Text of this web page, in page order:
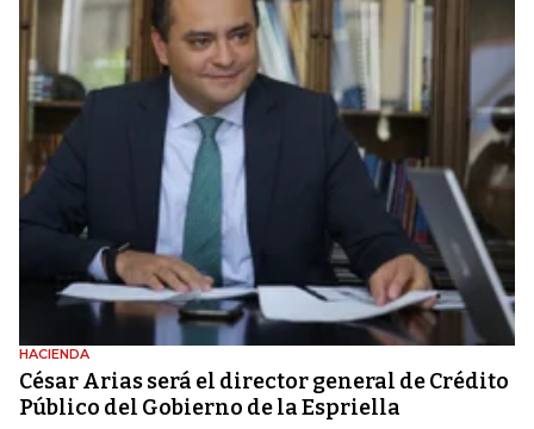
HACIENDA
César Arias será el director general de Crédito
Público del Gobierno de la Espriella